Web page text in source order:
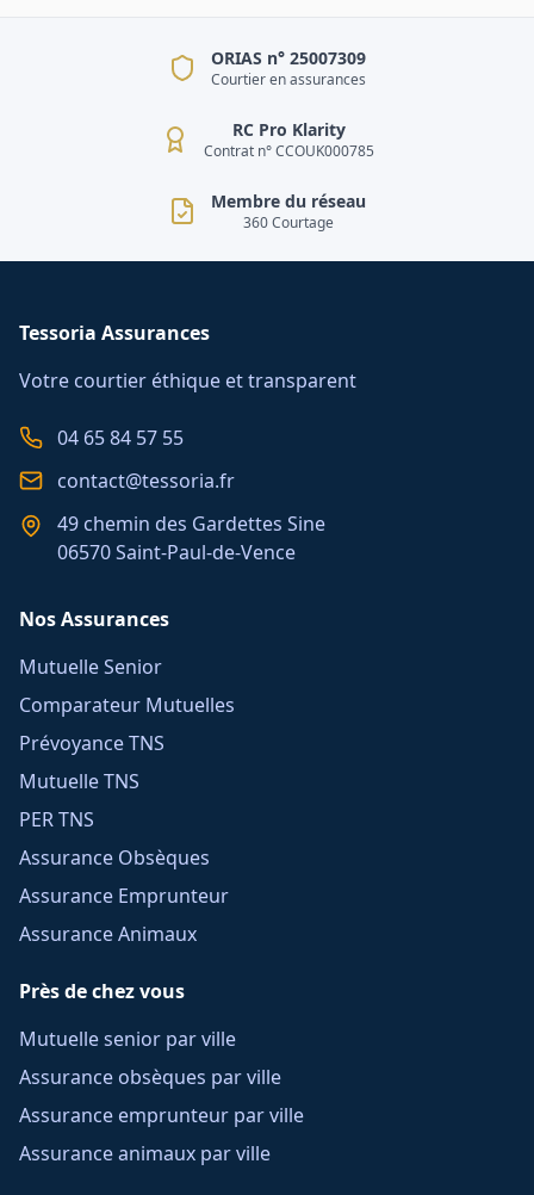
ORIAS n° 25007309
Courtier en assurances
RC Pro Klarity
Contrat n° CCOUK000785
Membre du réseau
360 Courtage
Tessoria Assurances
Votre courtier éthique et transparent
04 65 84 57 55
contact@tessoria.fr
49 chemin des Gardettes Sine
06570 Saint-Paul-de-Vence
Nos Assurances
Mutuelle Senior
Comparateur Mutuelles
Prévoyance TNS
Mutuelle TNS
PER TNS
Assurance Obsèques
Assurance Emprunteur
Assurance Animaux
Près de chez vous
Mutuelle senior par ville
Assurance obsèques par ville
Assurance emprunteur par ville
Assurance animaux par ville